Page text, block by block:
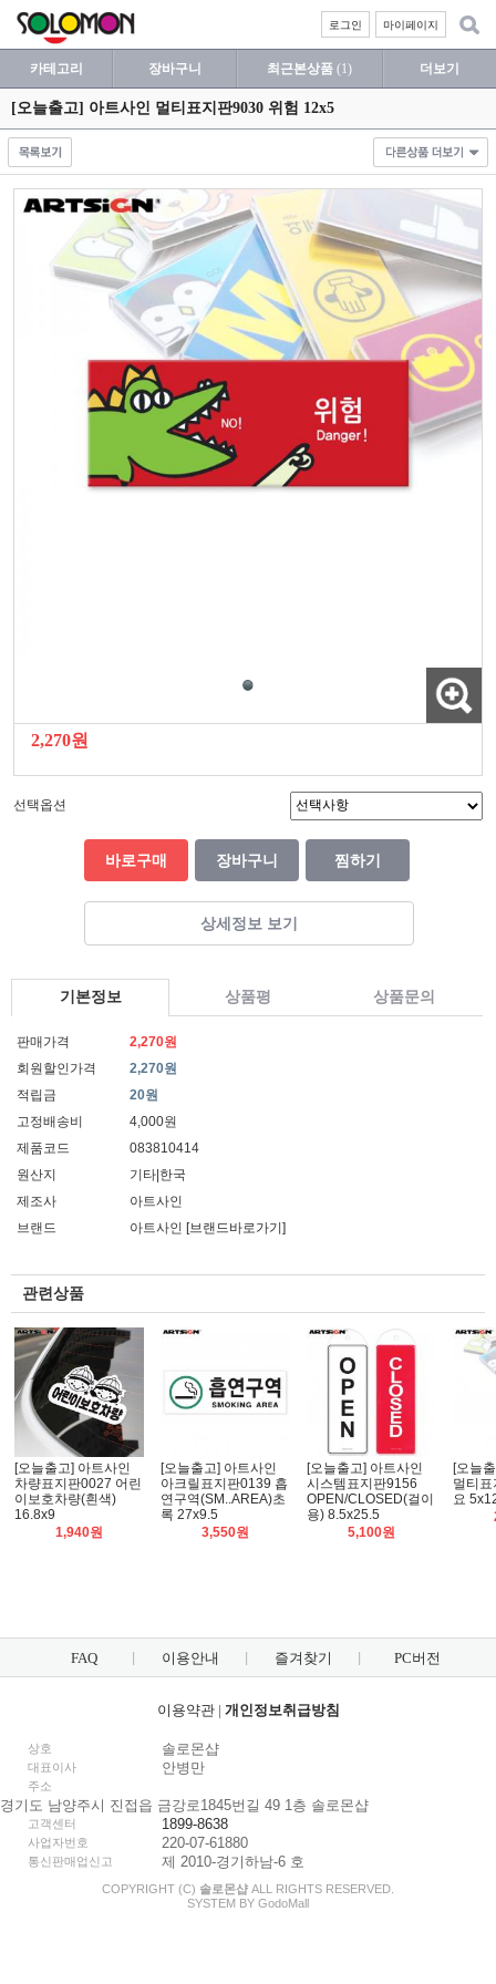
마이페이지
로그인
카테고리 장바구니 최근본상품 (1) 더보기
[오늘출고] 아트사인 멀티표지판9030 위험 12x5
2,270원
선택옵션
바로구매 장바구니 찜하기
상세정보 보기
기본정보 상품평 상품문의
판매가격
2,270원
회원할인가격
2,270원
적립금
20원
고정배송비
4,000원
제품코드
083810414
원산지
기타|한국
제조사
아트사인
브랜드
아트사인 [브랜드바로가기]
관련상품
[오늘출고] 아트사인
차량표지판0027 어린
이보호차량(흰색)
16.8x9
1,940원
[오늘출고] 아트사인
아크릴표지판0139 흡
연구역(SM..AREA)초
록 27x9.5
3,550원
[오늘출고] 아트사인
시스템표지판9156
OPEN/CLOSED(걸이
용) 8.5x25.5
5,100원
[오늘
멀티
요
FAQ 이용안내 즐겨찾기 PC버전
이용약관| 개인정보취급방침
상호 솔로몬샵
대표이사 안병만
주소
경기도 남양주시 진접읍 금강로1845번길 49 1층 솔로몬샵
고객센터 1899-8638
사업자번호 220-07-61880
통신판매업신고 제 2010-경기하남-6 호
COPYRIGHT (C) 솔로몬샵 ALL RIGHTS RESERVED.
SYSTEM BY GodoMall